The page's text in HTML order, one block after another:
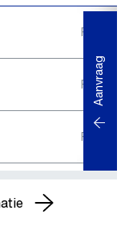
PN10
PN10
PN10
Aanvraag